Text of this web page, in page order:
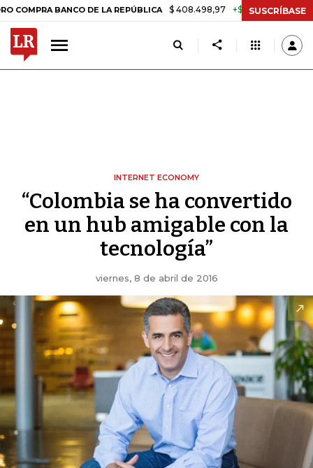
BANCO DE LA REPÚBLICA $ 408.498,97 +$ 8.753,81 +2,19%
SUSCRÍBASE
INTERNET ECONOMY
“Colombia se ha convertido
en un hub amigable con la
tecnología”
viernes, 8 de abril de 2016